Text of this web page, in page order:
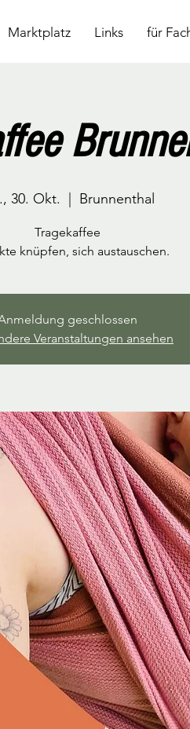
Marktplatz Links für
30. Okt. Brunnenthal
Tragekaffee
knüpfen, sich austauschen.
geschlossen
Veranstaltungen ansehen